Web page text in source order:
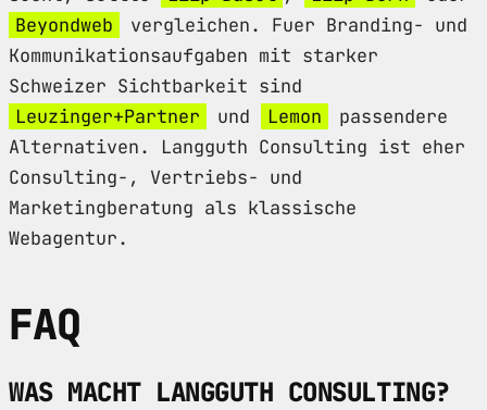
Beyondweb
vergleichen. Fuer Branding- und
Kommunikationsaufgaben mit starker
Schweizer Sichtbarkeit sind
Leuzinger+Partner
und Lemon
passendere
Alternativen. Langguth Consulting ist eher
Consulting-, Vertriebs- und
Marketingberatung als klassische
Webagentur.
FAQ
WAS MACHT LANGGUTH CONSULTING?